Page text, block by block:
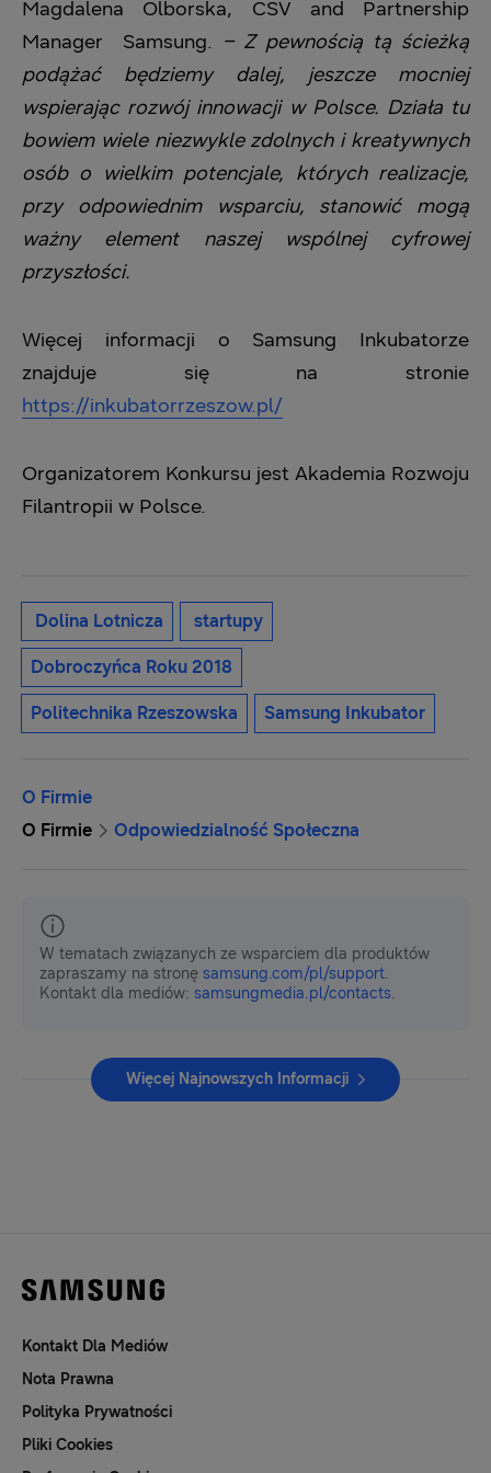
Magdalena Olborska, CSV and Partnership
Manager Samsung. – Z pewnością tą ścieżką
podążać będziemy dalej, jeszcze mocniej
wspierając rozwój innowacji w Polsce. Działa tu
bowiem wiele niezwykle zdolnych i kreatywnych
osób o wielkim potencjale, których realizacje,
przy odpowiednim wsparciu, stanowić mogą
ważny element naszej wspólnej cyfrowej
przyszłości.
Więcej informacji o Samsung Inkubatorze
znajduje się na stronie
https://inkubatorrzeszow.pl/
Organizatorem Konkursu jest Akademia Rozwoju
Filantropii w Polsce.
Dolina Lotnicza startupy
Dobroczyńca Roku 2018
Politechnika Rzeszowska Samsung Inkubator
O Firmie
O Firmie
Odpowiedzialność Społeczna
W tematach związanych ze wsparciem dla produktów
zapraszamy na stronę samsung.com/pl/support.
Kontakt dla mediów: samsungmedia.pl/contacts.
Więcej Najnowszych Informacji
Kontakt Dla Mediów
Nota Prawna
Polityka Prywatności
Pliki Cookies